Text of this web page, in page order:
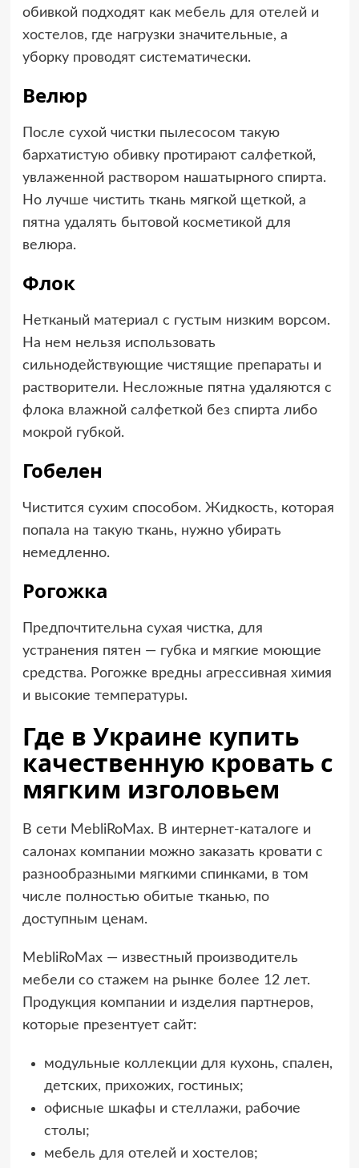
обивкой подходят как мебель для отелей и
хостелов, где нагрузки значительные, а
уборку проводят систематически.
Велюр
После сухой чистки пылесосом такую
бархатистую обивку протирают салфеткой,
увлаженной раствором нашатырного спирта.
Но лучше чистить ткань мягкой щеткой, а
пятна удалять бытовой косметикой для
велюра.
Флок
Нетканый материал с густым низким ворсом.
На нем нельзя использовать
сильнодействующие чистящие препараты и
растворители. Несложные пятна удаляются с
флока влажной салфеткой без спирта либо
мокрой губкой.
Гобелен
Чистится сухим способом. Жидкость, которая
попала на такую ткань, нужно убирать
немедленно.
Рогожка
Предпочтительна сухая чистка, для
устранения пятен — губка и мягкие моющие
средства. Рогожке вредны агрессивная химия
и высокие температуры.
Где в Украине купить
качественную кровать с
мягким изголовьем
В сети MebliRoMax. В интернет-каталоге и
салонах компании можно заказать кровати с
разнообразными мягкими спинками, в том
числе полностью обитые тканью, по
доступным ценам.
MebliRoMax — известный производитель
мебели со стажем на рынке более 12 лет.
Продукция компании и изделия партнеров,
которые презентует сайт:
модульные коллекции для кухонь, спален,
детских, прихожих, гостиных;
офисные шкафы и стеллажи, рабочие
столы;
мебель для отелей и хостелов;